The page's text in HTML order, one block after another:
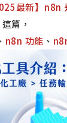
最新】n8n
篇，
n8n 功能 、